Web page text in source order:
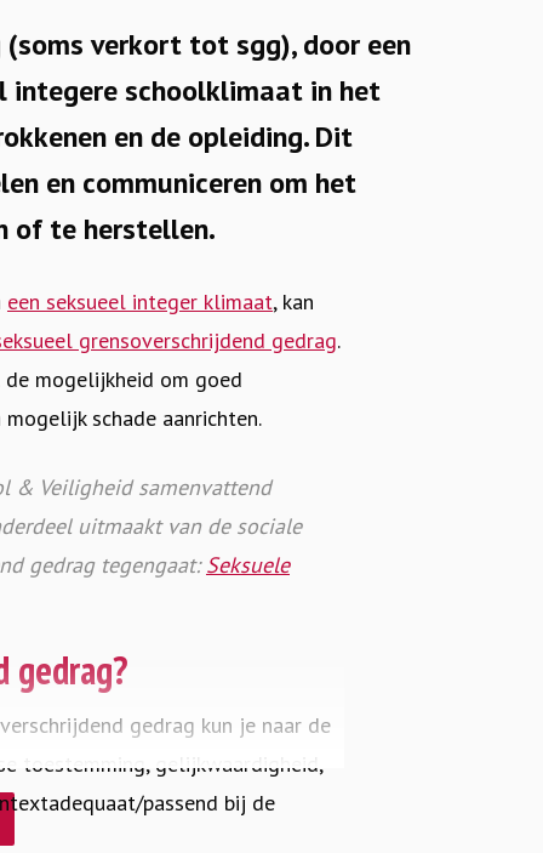
verkort tot sgg), door een
integere schoolklimaat in het
en de opleiding. Dit
en communiceren om het
of te herstellen.
een seksueel integer klimaat, kan
grensoverschrijdend gedrag.
mogelijkheid om goed
schade aanrichten.
& Veiligheid samenvattend
uitmaakt van de sociale
gedrag tegengaat:Seksuele
gedrag?
gedrag kun je naar de
toestemming, gelijkwaardigheid,
passend bij de